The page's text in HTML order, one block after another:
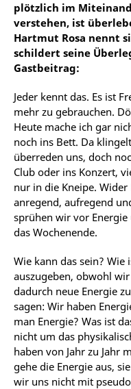
plötzlich im
verstehen, ist
Hartmut Rosa nennt
schildert seine
Gastbeitrag:
Jeder kennt das. Es ist
mehr zu gebrauchen.
Heute mache ich gar
noch ins Bett. Da
überreden uns, doch
Club oder ins Konzert,
nur in die Kneipe.
anregend, aufregend
sprühen wir vor Energie
das Wochenende.
Wie kann das sein? Wie
auszugeben, obwohl
dadurch neue Energie
sagen: Wir haben
man Energie? Was ist
nicht um das
haben von Jahr zu Jahr
gehe die Energie aus,
wir uns nicht mit